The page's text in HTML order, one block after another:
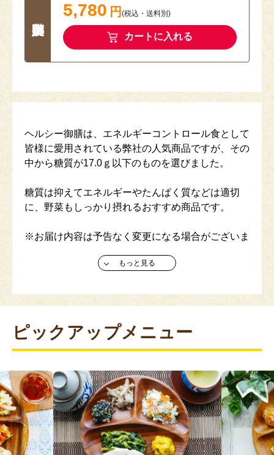
5,780 円(税込 ・送料別)
カートに入れる
ヘルシー御膳は、エネルギーコントロール食として
皆様に愛用されている弊社の人気商品ですが、その
中から糖質が17.0ｇ以下のものを選びました。
糖質は抑えてエネルギーやたんぱく質などは適切
に、野菜もしっかり摂れるおすすめ商品です。
※お届け内容は予告なく変更になる場合がございま
※定期継続購入とは、1回のお申し込みでご注文い
るサービスです。 （3回以上の継続からご利用いた
もっと見る
ピックアップメニュー